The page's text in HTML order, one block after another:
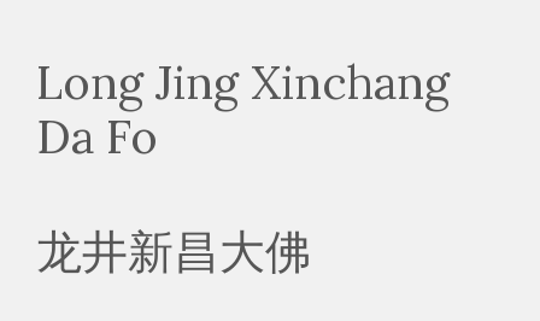
Long Jing Xinchang
Da Fo
龙井新昌大佛